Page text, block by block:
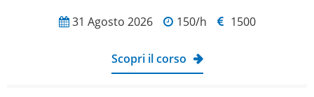
31 Agosto 2026 150/h 1500
Scopri il corso